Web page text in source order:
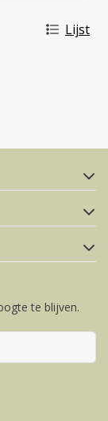
Lijst
te blijven.